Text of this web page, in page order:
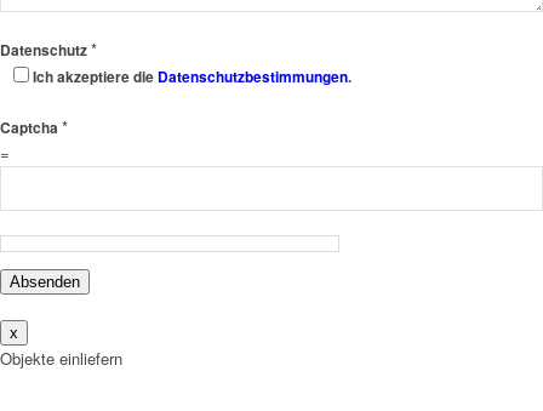
Datenschutz*
Ich akzeptiere die Datenschutzbestimmungen.
Captcha *
=
Absenden
x
Objekte einliefern